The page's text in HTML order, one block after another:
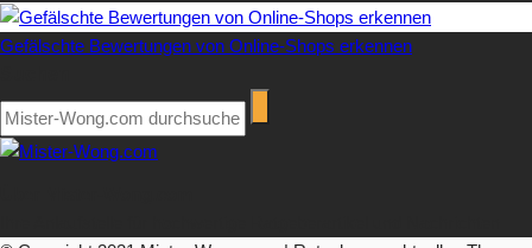
Gefälschte Bewertungen von Online-Shops erkennen